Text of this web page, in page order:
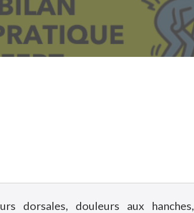
dorsales, douleurs aux hanches,